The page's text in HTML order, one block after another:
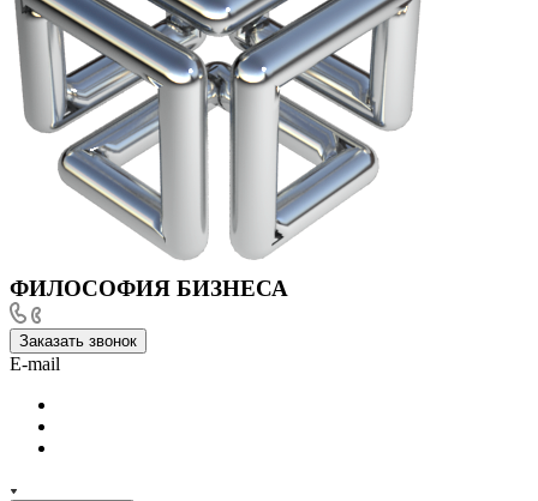
ФИЛОСОФИЯ БИЗНЕСА
Заказать звонок
E-mail